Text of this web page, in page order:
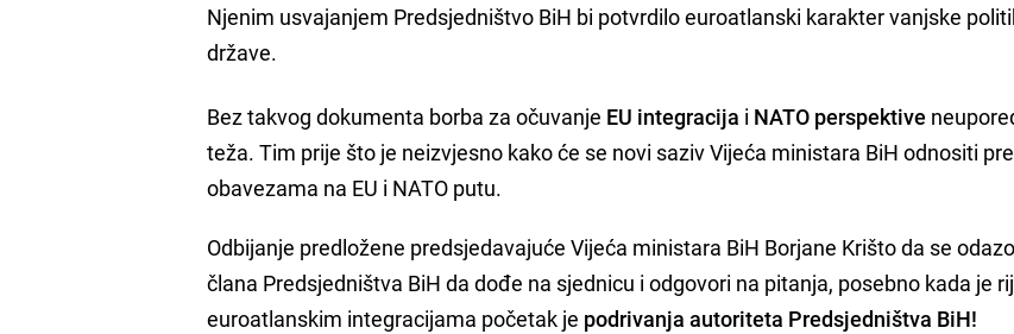
Njenim usvajanjem Predsjedništvo BiH bi potvrdilo euroatlanski karakter vanjske
države.
Bez takvog dokumenta borba za očuvanje EU integracija i NATO perspektive
teža. Tim prije što je neizvjesno kako će se novi saziv Vijeća ministara BiH odnositi
obavezama na EU i NATO putu.
Odbijanje predložene predsjedavajuće Vijeća ministara BiH Borjane Krišto da se
člana Predsjedništva BiH da dođe na sjednicu i odgovori na pitanja, posebno kada je
euroatlanskim integracijama početak je podrivanja autoriteta Predsjedništva BiH!